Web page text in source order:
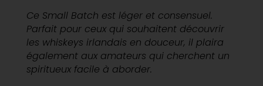
Ce Small Batch est léger et consensuel.
Parfait pour ceux qui souhaitent découvrir
les whiskeys irlandais en douceur, il plaira
également aux amateurs qui cherchent un
spiritueux facile à aborder.